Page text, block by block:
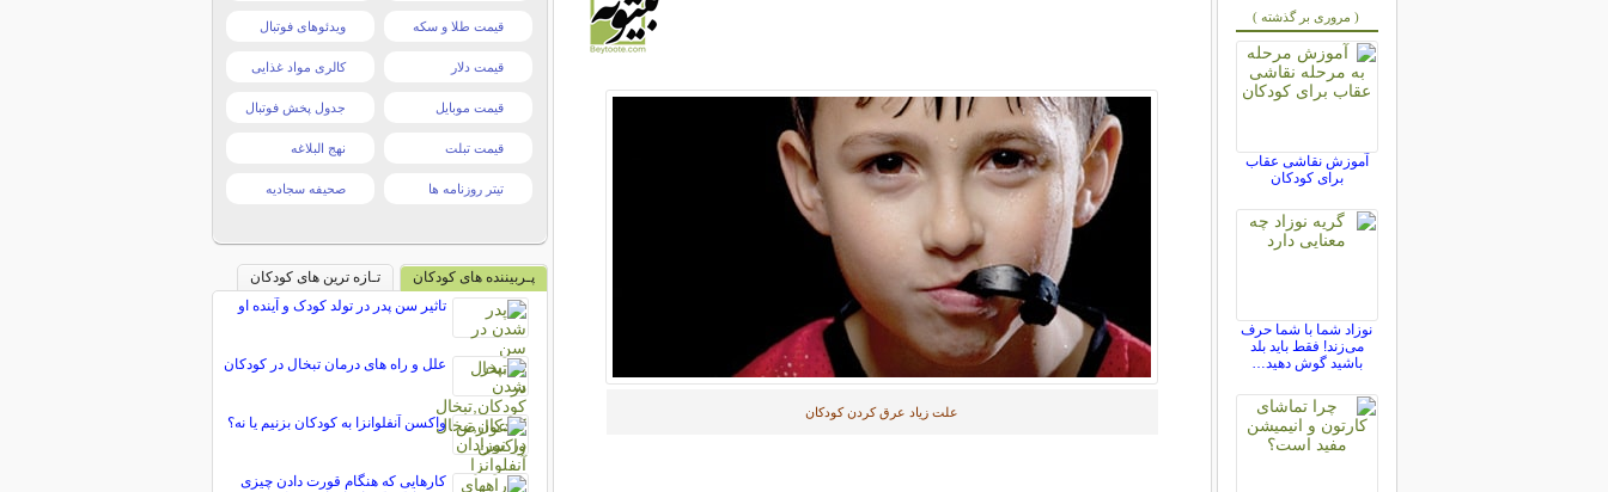
علت زیاد عرق کردن کودکان
( مروری بر گذشته )
آموزش نقاشی عقاب
برای کودکان
نوزاد شما با شما حرف
می‌زند! فقط باید بلد
باشید گوش دهید…
قیمت طلا و سکه ویدئوهای فوتبال
قیمت دلار کالری مواد غذایی
قیمت موبایل جدول پخش فوتبال
قیمت تبلت نهج البلاغه
تیتر روزنامه ها صحیفه سجادیه
پـربیننده های کودکان
تـازه ترین های کودکان
تاثیر سن پدر در تولد کودک و آینده او
علل و راه های درمان تبخال در کودکان
واکسن آنفلوانزا به کودکان بزنیم یا نه؟
کارهایی که هنگام قورت دادن چیزی